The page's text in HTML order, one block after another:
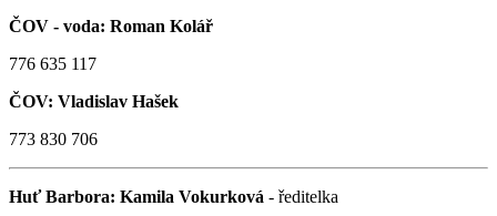
ČOV - voda: Roman Kolář
776 635 117
ČOV: Vladislav Hašek
773 830 706
Huť Barbora: Kamila Vokurková - ředitelka